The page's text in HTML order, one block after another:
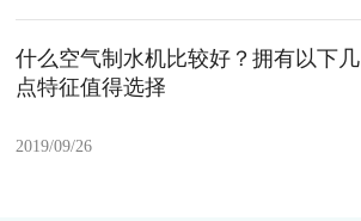
什么空气制水机比较好？拥有以下几
点特征值得选择
2019/09/26